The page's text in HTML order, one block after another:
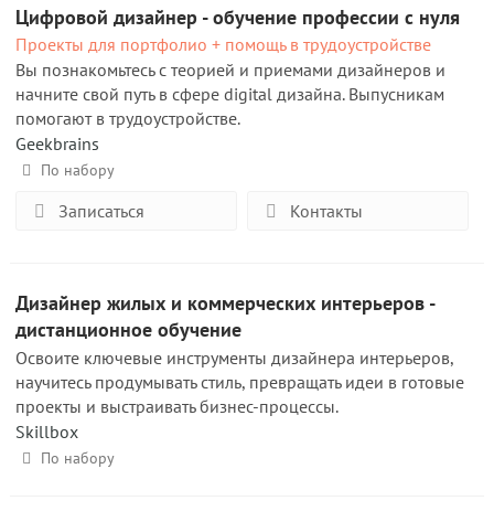
Цифровой дизайнер - обучение профессии с нуля
Проекты для портфолио + помощь в трудоустройстве
Вы познакомьтесь с теорией и приемами дизайнеров и
начните свой путь в сфере digital дизайна. Выпусникам
помогают в трудоустройстве.
Geekbrains
По набору
Записаться Контакты
Дизайнер жилых и коммерческих интерьеров -
дистанционное обучение
Освоите ключевые инструменты дизайнера интерьеров,
научитесь продумывать стиль, превращать идеи в готовые
проекты и выстраивать бизнес-процессы.
Skillbox
По набору